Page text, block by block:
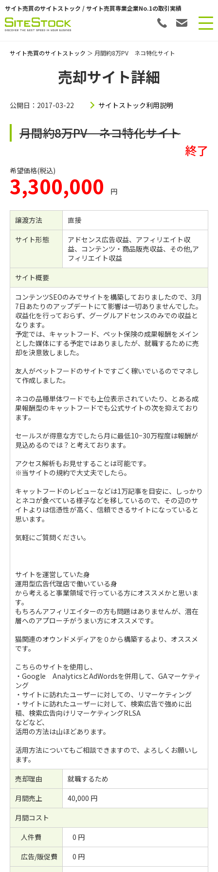
サイト売買のサイトストック / サイト売買専業企業No.1の取引実績
サイト売買のサイトストック ＞ 月間約8万PV ネコ特化サイト
売却サイト詳細
公開日：2017-03-22 サイトストック利用説明
月間約8万PV ネコ特化サイト
終了
希望価格(税込)
3,300,000 円
譲渡方法
直接
サイト形態
アドセンス広告収益、アフィリエイト収
益、コンテンツ・商品販売収益、その他,ア
フィリエイト収益
サイト概要
コンテンツSEOのみでサイトを構築しておりましたので、3月
7日あたりのアップデートにて影響は一切ありませんでした。
収益化を行っておらず、グーグルアドセンスのみでの収益と
なります。
予定では、キャットフード、ペット保険の成果報酬をメイン
とした媒体にする予定ではありましたが、就職するために売
却を決意致しました。
友人がペットフードのサイトですごく稼いでいるのでマネし
て作成しました。
ネコの品種単体ワードでも上位表示されていたり、とある成
果報酬型のキャットフードでも公式サイトの次を抑えており
ます。
セールスが得意な方でしたら月に最低10−30万程度は報酬が
見込めるのでは？と考えております。
アクセス解析もお見せすることは可能です。
※当サイトの規約で大丈夫でしたら。
キャットフードのレビューなどは1万記事を目安に、しっかり
とネコが食べている様子などを移しているので、その辺のサ
イトよりは信憑性が高く、信頼できるサイトになっていると
思います。
気軽にご質問ください。
サイトを運営していた身
運用型広告代理店で働いている身
から考えると事業領域で行っている方にオススメかと思いま
す。
もちろんアフィリエイターの方も問題はありませんが、潜在
層へのアプローチがうまい方にオススメです。
猫関連のオウンドメディアを０から構築するより、オススメ
です。
こちらのサイトを使用し、
・Google AnalyticsとAdWordsを併用して、GAマーケティ
ング
・サイトに訪れたユーザーに対しての、リマーケティング
・サイトに訪れたユーザーに対して、検索広告で強めに出
稿、検索広告向けリマーケティングRLSA
などなど、
活用の方法は山ほどあります。
活用方法についてもご相談できますので、よろしくお願いし
ます。
売却理由
就職するため
月間売上
40,000 円
月間コスト
人件費
0 円
広告/販促費
0 円